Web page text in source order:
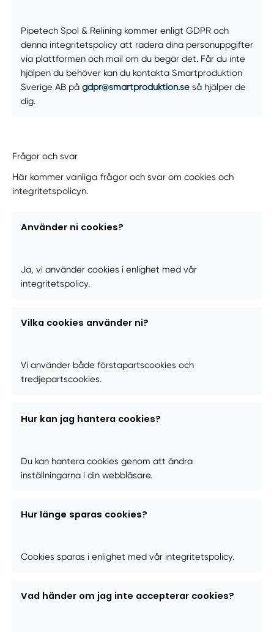
Pipetech Spol & Relining kommer enligt GDPR och
denna integritetspolicy att radera dina personuppgifter
via plattformen och mail om du begär det. Får du inte
hjälpen du behöver kan du kontakta Smartproduktion
Sverige AB på gdpr@smartproduktion.seså hjälper de
dig.
Frågor och svar
Här kommer vanliga frågor och svar om cookies och
integritetspolicyn.
Använder ni cookies?
Ja, vi använder cookies i enlighet med vår
integritetspolicy.
Vilka cookies använder ni?
Vi använder både förstapartscookies och
tredjepartscookies.
Hur kan jag hantera cookies?
Du kan hantera cookies genom att ändra
inställningarna i din webbläsare.
Hur länge sparas cookies?
Cookies sparas i enlighet med vår integritetspolicy.
Vad händer om jag inte accepterar cookies?